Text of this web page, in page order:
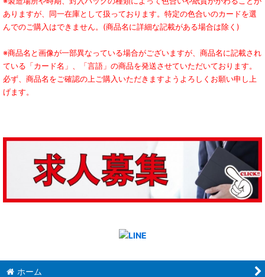
ありますが、同一在庫として扱っております。特定の色合いのカードを選
んでのご購入はできません。(商品名に詳細な記載がある場合は除く)
※商品名と画像が一部異なっている場合がございますが、商品名に記載され
ている「カード名」、「言語」の商品を発送させていただいております。
必ず、商品名をご確認の上ご購入いただきますようよろしくお願い申し上
げます。
ホーム